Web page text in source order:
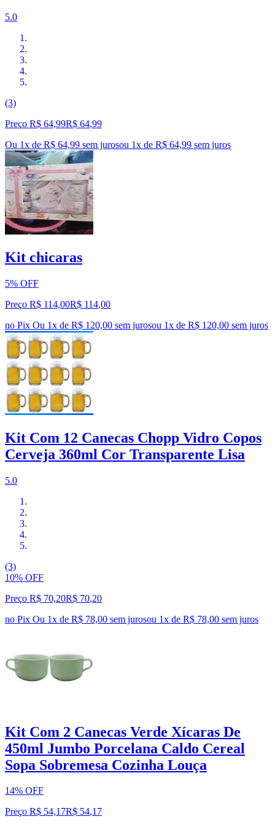
5.0
(3)
Preço R$ 64,99R$ 64,99
Ou 1x de R$ 64,99 sem jurosou 1x de R$ 64,99 sem juros
Kit chicaras
5% OFF
Preço R$ 114,00R$ 114,00
no Pix Ou 1x de R$ 120,00 sem jurosou 1x de R$ 120,00 sem juros
Kit Com 12 Canecas Chopp Vidro Copos
Cerveja 360ml Cor Transparente Lisa
5.0
(3)
10% OFF
Preço R$ 70,20R$ 70,20
no Pix Ou 1x de R$ 78,00 sem jurosou 1x de R$ 78,00 sem juros
Kit Com 2 Canecas Verde Xícaras De
450ml Jumbo Porcelana Caldo Cereal
Sopa Sobremesa Cozinha Louça
14% OFF
Preço R$ 54,17R$ 54,17